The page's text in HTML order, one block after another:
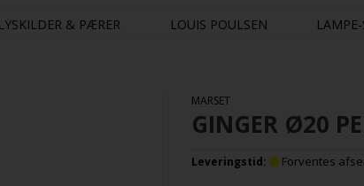
LYSKILDER & PÆRER LOUIS POULSEN
MARSET
GINGER Ø20
Leveringstid: Forventes